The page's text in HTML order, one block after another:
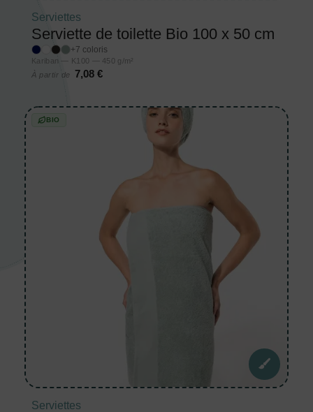
Serviettes
Serviette de toilette Bio 100 x 50 cm
+7 coloris
Kariban — K100 — 450 g/m²
À partir de
7,08 €
BIO
Serviettes